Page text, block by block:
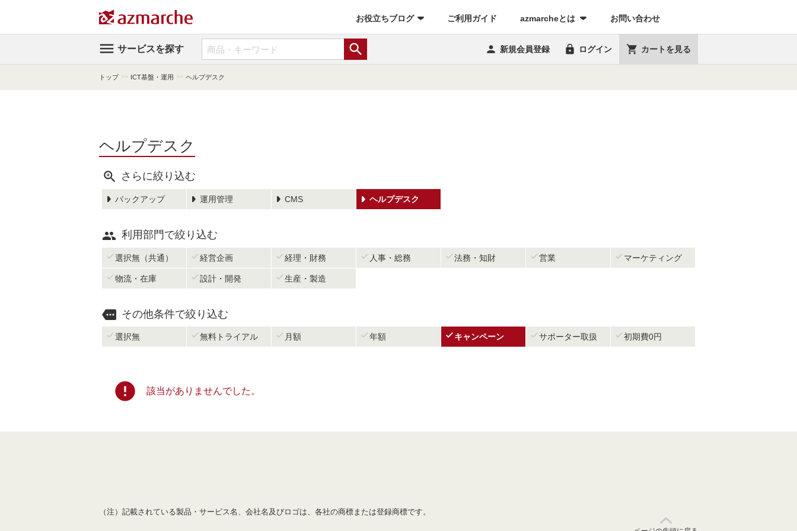
お役立ちブログ ご利用ガイド (current)azmarcheとは お問い合わせ
 サービスを探す   新規会員登録  ログイン  カートを見る
トップ >> ICT基盤・運用 >> ヘルプデスク
ヘルプデスク
 さらに絞り込む
バックアップ 運用管理 CMS ヘルプデスク
 利用部門で絞り込む
 選択無（共通）  経営企画  経理・財務  人事・総務  法務・知財  営業  マーケティング
 物流・在庫  設計・開発  生産・製造
 その他条件で絞り込む
 選択無  無料トライアル  月額  年額  キャンペーン  サポーター取扱  初期費0円
error 該当がありませんでした。
（注）記載されている製品・サービス名、会社名及びロゴは、各社の商標または登録商標です。